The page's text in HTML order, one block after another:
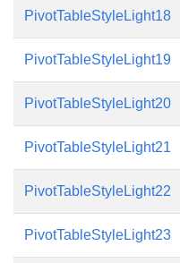
PivotTableStyleLight18
PivotTableStyleLight19
PivotTableStyleLight20
PivotTableStyleLight21
PivotTableStyleLight22
PivotTableStyleLight23